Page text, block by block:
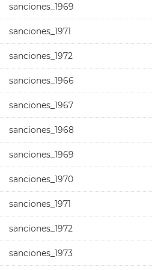
sanciones_1969
sanciones_1971
sanciones_1972
sanciones_1966
sanciones_1967
sanciones_1968
sanciones_1969
sanciones_1970
sanciones_1971
sanciones_1972
sanciones_1973